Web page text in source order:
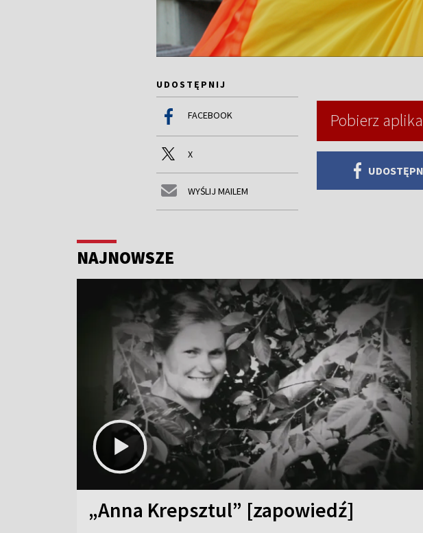
UDOSTĘPNIJ
FACEBOOK
X
WYŚLIJ MAILEM
Pobierz
NAJNOWSZE
„Anna Krepsztul” [zapowiedź]